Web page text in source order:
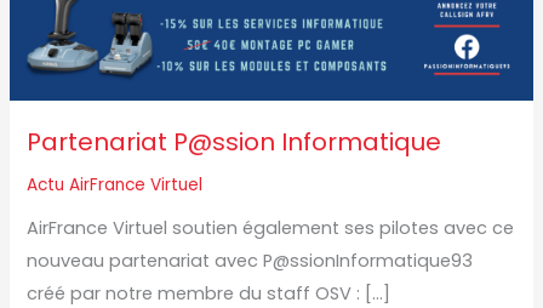
Partenariat P@ssion Informatique
Actu AirFrance Virtuel
AirFrance Virtuel soutien également ses pilotes avec ce
nouveau partenariat avec P@ssionInformatique93
créé par notre membre du staff OSV : […]